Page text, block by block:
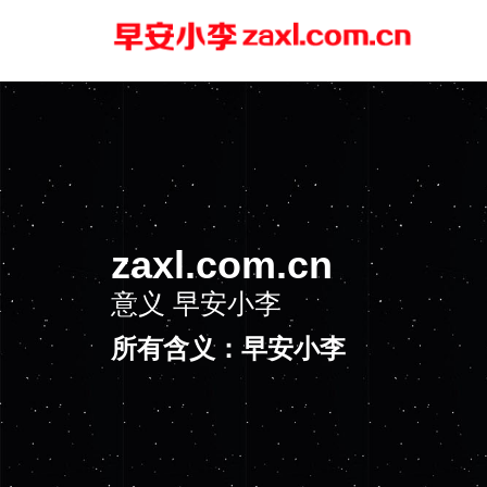
zaxl.com.cn
意义
早安小李
所有含义：早安小李